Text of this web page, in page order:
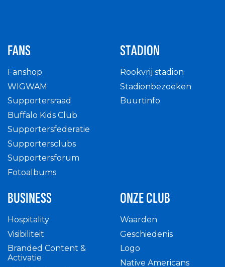
FANS
Fanshop
WIGWAM
Supportersraad
Buffalo Kids Club
Supportersfederatie
Supportersclubs
Supportersforum
Fotoalbums
STADION
Rookvrij stadion
Stadionbezoeken
Buurtinfo
BUSINESS
Hospitality
Visibiliteit
Branded Content &
Activatie
ONZE CLUB
Waarden
Geschiedenis
Logo
Native Americans